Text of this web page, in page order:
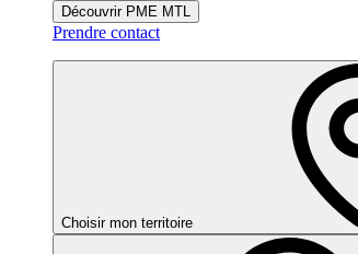
Découvrir PME MTL
Prendre contact
Choisir mon territoire